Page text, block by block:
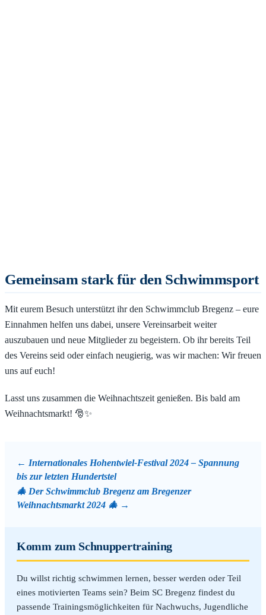
Gemeinsam stark für den Schwimmsport
Mit eurem Besuch unterstützt ihr den Schwimmclub Bregenz – eure
Einnahmen helfen uns dabei, unsere Vereinsarbeit weiter
auszubauen und neue Mitglieder zu begeistern. Ob ihr bereits Teil
des Vereins seid oder einfach neugierig, was wir machen: Wir freuen
uns auf euch!
Lasst uns zusammen die Weihnachtszeit genießen. Bis bald am
Weihnachtsmarkt! 🎅✨
Internationales Hohentwiel-Festival 2024 – Spannung
bis zur letzten Hundertstel
🎄 Der Schwimmclub Bregenz am Bregenzer
Weihnachtsmarkt 2024 🎄
Komm zum Schnuppertraining
Du willst richtig schwimmen lernen, besser werden oder Teil
eines motivierten Teams sein? Beim SC Bregenz findest du
passende Trainingsmöglichkeiten für Nachwuchs, Jugendliche